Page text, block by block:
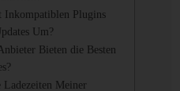
Inkompatiblen Plugins
Um?
Bieten die Besten
Meiner